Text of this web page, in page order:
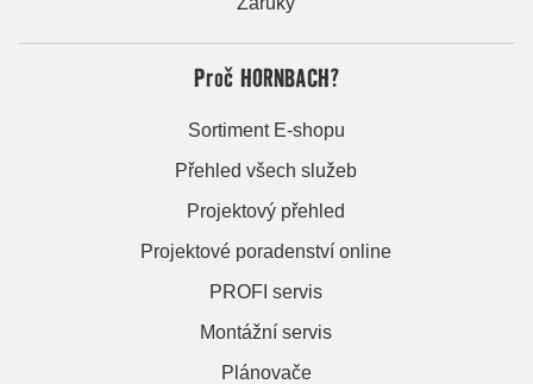
Proč HORNBACH?
Sortiment E-shopu
Přehled všech služeb
Projektový přehled
Projektové poradenství online
PROFI servis
Montážní servis
Plánovače